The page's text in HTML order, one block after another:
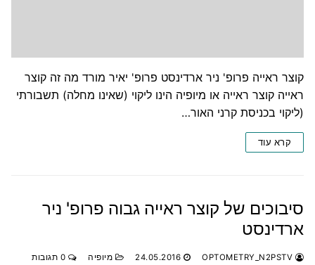
קוצר ראייה פרופ' ניר ארדינסט פרופ' יאיר מורד מה זה קוצר
ראייה קוצר ראייה או מיופיה הינו ליקוי (שאינו מחלה) תשבורתי
(ליקוי בכניסת קרני האור…
קרא עוד
סיבוכים של קוצר ראייה גבוה פרופ' ניר
ארדינסט
24.05.2016 מיופיה